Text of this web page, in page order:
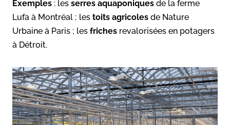
Exemples : les serres aquaponiques de la ferme
Lufa à Montréal ; les toits agricoles de Nature
Urbaine à Paris ; les friches revalorisées en potagers
à Détroit.